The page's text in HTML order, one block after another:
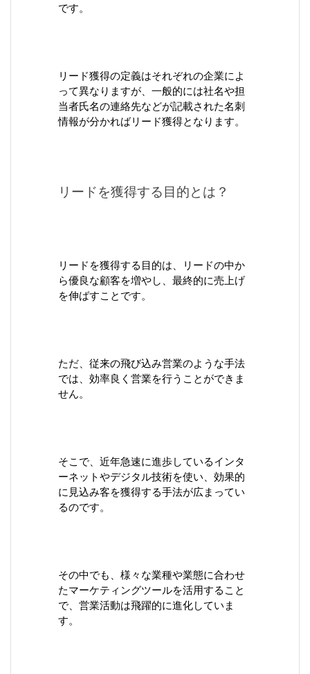
です。
リード獲得の定義はそれぞれの企業によ
って異なりますが、一般的には社名や担
当者氏名の連絡先などが記載された名刺
情報が分かればリード獲得となります。
リードを獲得する目的とは？
リードを獲得する目的は、リードの中か
ら優良な顧客を増やし、最終的に売上げ
を伸ばすことです。
ただ、従来の飛び込み営業のような手法
では、効率良く営業を行うことができま
せん。
そこで、近年急速に進歩しているインタ
ーネットやデジタル技術を使い、効果的
に見込み客を獲得する手法が広まってい
るのです。
その中でも、様々な業種や業態に合わせ
たマーケティングツールを活用すること
で、営業活動は飛躍的に進化していま
す。